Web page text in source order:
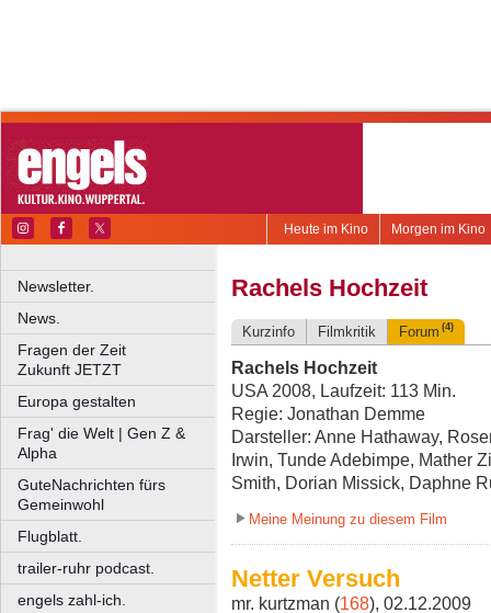
Morgen im Kino
Heute im Kino
Newsletter.
News.
Fragen der Zeit
Zukunft JETZT
Europa gestalten
Frag' die Welt | Gen Z &
Alpha
GuteNachrichten fürs
Gemeinwohl
Flugblatt.
trailer-ruhr podcast.
engels zahl-ich.
Rachels Hochzeit
Kurzinfo Filmkritik Forum (4)
Rachels Hochzeit
USA 2008, Laufzeit: 113 Min.
Regie: Jonathan Demme
Darsteller: Anne Hathaway,
Irwin, Tunde Adebimpe, Mather
Smith, Dorian Missick, Daphne
Meine Meinung zu diesem Film
Netter Versuch
mr. kurtzman (168), 02.12.2009